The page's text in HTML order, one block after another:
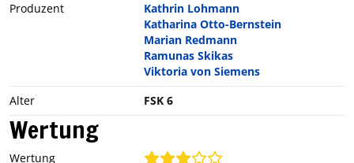
Produzent
Kathrin Lohmann
Katharina Otto-Bernstein
Marian Redmann
Ramunas Skikas
Viktoria von Siemens
Alter
FSK 6
Wertung
Wertung